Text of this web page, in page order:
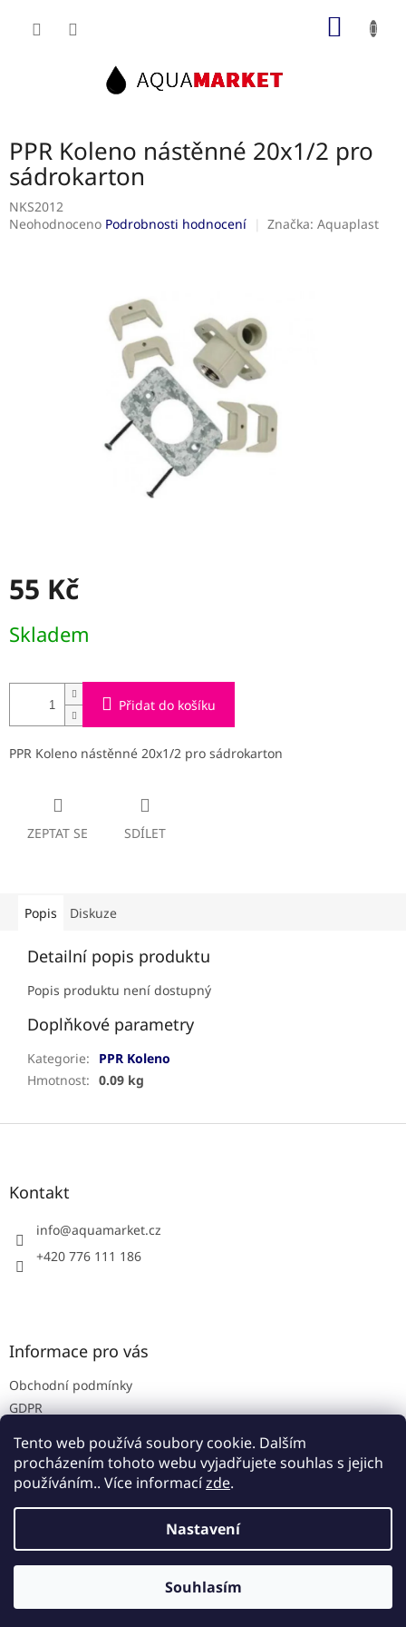
Tento web používá soubory cookie. Dalším
procházením tohoto webu vyjadřujete souhlas s jejich
používáním.. Více informacízde.
Nastavení
Souhlasím
PPR Koleno nástěnné 20x1/2 pro
sádrokarton
NKS2012
Průměrné
Neohodnoceno Podrobnosti hodnocení Značka: Aquaplast
55 Kč
cena:
Skladem
Přidat do košíku
PPR Koleno nástěnné 20x1/2 pro sádrokarton
ZEPTAT SE SDÍLET
Popis Diskuze
Detailní popis produktu
Popis produktu není dostupný
Doplňkové parametry
Kategorie:
PPR Koleno
Hmotnost: 0.09 kg
Z
Kontakt
info@aquamarket.cz
+420 776 111 186
Informace pro vás
Obchodní podmínky
GDPR
Kontakty
Vytvořil Shoptet
Aquamarket. Všechna práva vyhrazena.